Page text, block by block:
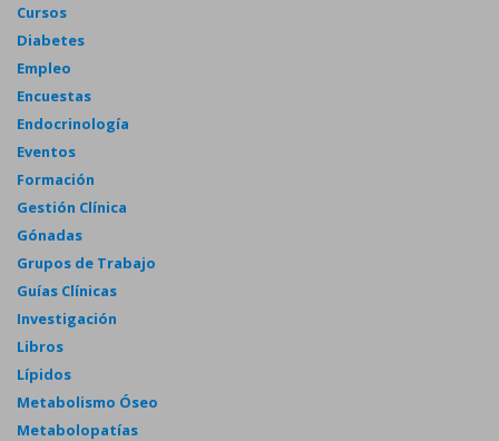
Cursos
Diabetes
Empleo
Encuestas
Endocrinología
Eventos
Formación
Gestión Clínica
Gónadas
Grupos de Trabajo
Guías Clínicas
Investigación
Libros
Lípidos
Metabolismo Óseo
Metabolopatías